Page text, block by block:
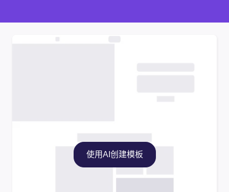
使用AI创建模板